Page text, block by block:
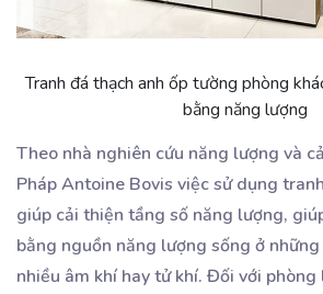
Tranh đá thạch anh ốp tường phòng
bằng năng lượng
Theo nhà nghiên cứu năng lượng và
Pháp Antoine Bovis việc sử dụng
giúp cải thiện tầng số năng lượng,
bằng nguồn năng lượng sống ở
nhiều âm khí hay tử khí. Đối với